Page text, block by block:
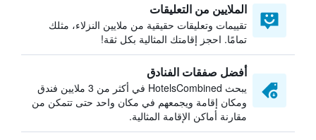
الملايين من التعليقات
تقييمات وتعليقات حقيقية من ملايين النزلاء، مثلك
تمامًا. احجز إقامتك المثالية بكل ثقة!
أفضل صفقات الفنادق
يبحث HotelsCombined في أكثر من 3 ملايين فندق
ومكان إقامة ويجمعهم في مكان واحد حتى تتمكن من
مقارنة أماكن الإقامة المثالية.